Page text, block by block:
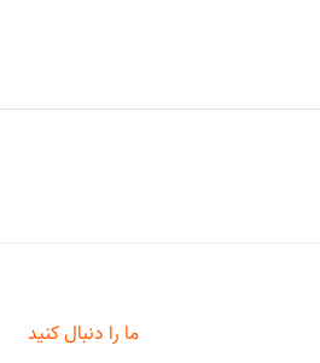
ما را دنبال کنید